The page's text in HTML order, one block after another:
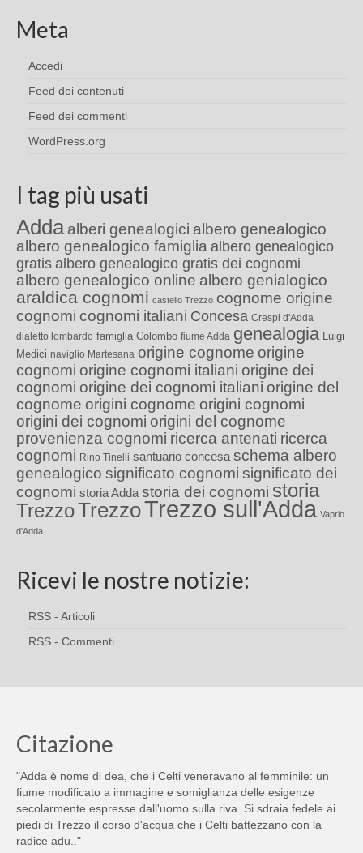
Meta
Accedi
Feed dei contenuti
Feed dei commenti
WordPress.org
I tag più usati
Adda alberi genealogici albero genealogico
albero genealogico famiglia albero genealogico
gratis albero genealogico gratis dei cognomi
albero genealogico online albero genialogico
araldica cognomi castello Trezzo cognome origine
cognomi cognomi italiani Concesa Crespi d'Adda
dialetto lombardo famiglia Colombo fiume Adda genealogia Luigi
Medici naviglio Martesana origine cognome origine
cognomi origine cognomi italiani origine dei
cognomi origine dei cognomi italiani origine del
cognome origini cognome origini cognomi
origini dei cognomi origini del cognome
provenienza cognomi ricerca antenati ricerca
cognomi Rino Tinelli santuario concesa schema albero
genealogico significato cognomi significato dei
cognomi storia Adda storia dei cognomi storia
TrezzoTrezzoTrezzo sull'Adda Vaprio
d'Adda
Ricevi le nostre notizie:
RSS - Articoli
RSS - Commenti
Citazione
"Adda è nome di dea, che i Celti veneravano al femminile: un
fiume modificato a immagine e somiglianza delle esigenze
secolarmente espresse dall'uomo sulla riva. Si sdraia fedele ai
piedi di Trezzo il corso d'acqua che i Celti battezzano con la
radice adu.."